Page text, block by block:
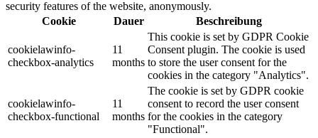
security features of the website, anonymously.
Cookie
Dauer Beschreibung
cookielawinfo-
checkbox-analytics
11
months
This cookie is set by GDPR Cookie
Consent plugin. The cookie is used
to store the user consent for the
cookies in the category "Analytics".
cookielawinfo-
checkbox-functional
11
months
The cookie is set by GDPR cookie
consent to record the user consent
for the cookies in the category
"Functional".